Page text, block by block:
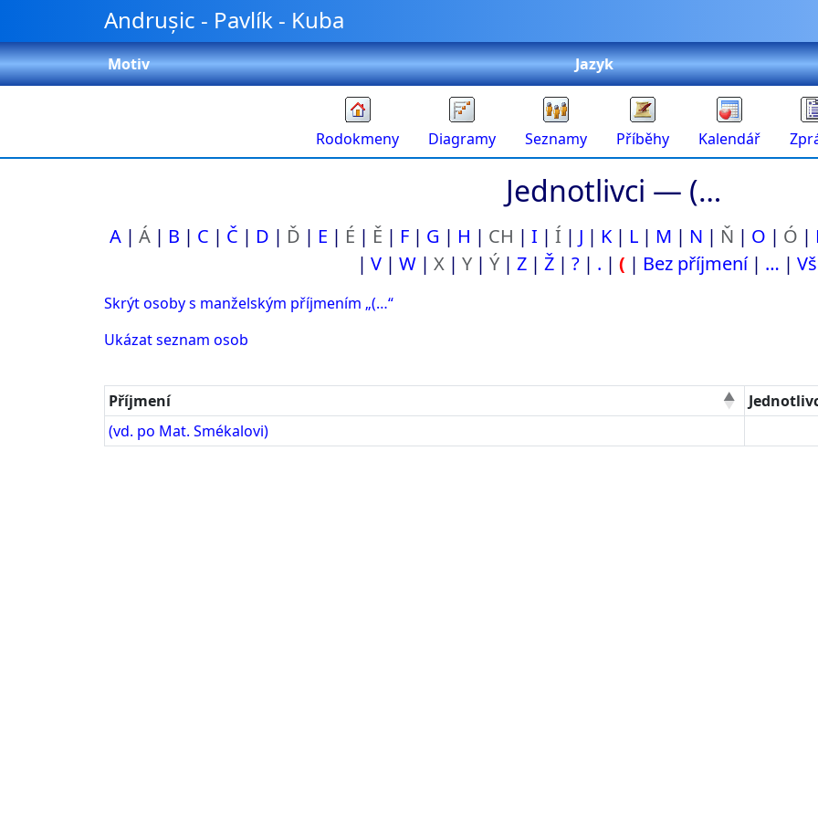
Přeskočit na obsah
Andrușic - Pavlík - Kuba
Motiv Jazyk
Rodokmeny Diagramy Seznamy Příběhy Kalendář
Jednotlivci — (…
A Á B C Č D Ď E É Ě F G H CH I Í J K L M N Ň O Ó
V
W X Y Ý Z Ž ? . ( Bez příjmení …
Skrýt osoby s manželským příjmením „(…“
Ukázat seznam osob
Příjmení
(vd. po Mat. Smékalovi)